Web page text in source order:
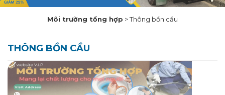
Môi trường tổng hợp >Thông bồn cầu
THÔNG BỒN CẦU